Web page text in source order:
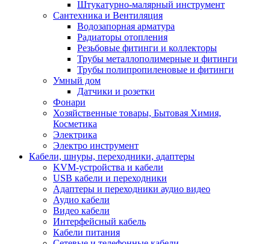
Штукатурно-малярный инструмент
Сантехника и Вентиляция
Водозапорная арматура
Радиаторы отопления
Резьбовые фитинги и коллекторы
Трубы металлополимерные и фитинги
Трубы полипропиленовые и фитинги
Умный дом
Датчики и розетки
Фонари
Хозяйственные товары, Бытовая Химия,
Косметика
Электрика
Электро инструмент
Кабели, шнуры, переходники, адаптеры
KVM-устройства и кабели
USB кабели и переходники
Адаптеры и переходники аудио видео
Аудио кабели
Видео кабели
Интерфейсный кабель
Кабели питания